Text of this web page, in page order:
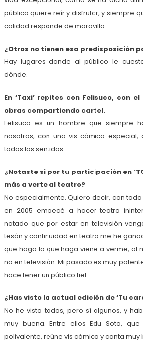
público quiere reír y disfrutar, y siempre
calidad responde de maravilla.
¿Otros no tienen esa predisposición
Hay lugares donde al público le
dónde.
En ‘Taxi’ repites con Felisuco, con
obras compartiendo cartel.
Felisuco es un hombre que siempre
nosotros, con una vis cómica especial,
todos los sentidos.
¿Notaste si por tu participación en
más a verte al teatro?
No especialmente. Quiero decir, con
en 2005 empecé a hacer teatro
notado que por estar en televisión
tesón y continuidad en teatro me he
que haga lo que haga viene a verme, al
no en televisión. Mi pasado es muy
hace tener un público fiel.
¿Has visto la actual edición de ‘Tu
No he visto todos, pero sí algunos, y
muy buena. Entre ellos Edu Soto,
polivalente, reúne vis cómica y canta muy